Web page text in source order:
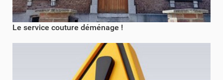
Le service couture déménage !